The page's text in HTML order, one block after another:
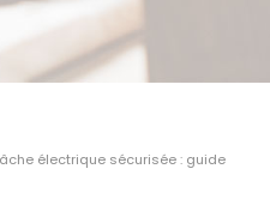
électrique sécurisée : guide